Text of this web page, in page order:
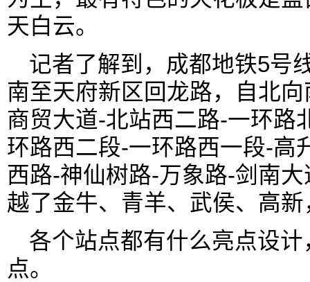
天白云。
记者了解到，成都地铁5号
南至天府新区回龙路，自北
商贸大道-北站西二路-一环路
环路西二段-一环路西一段-高
西路-神仙树路-万象路-剑南
越了金牛、青羊、武侯、高
各个站点都有什么亮点设
点。